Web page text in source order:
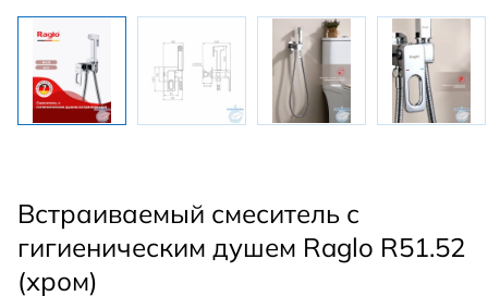
Встраиваемый смеситель с
гигиеническим душем Raglo R51.52
(хром)